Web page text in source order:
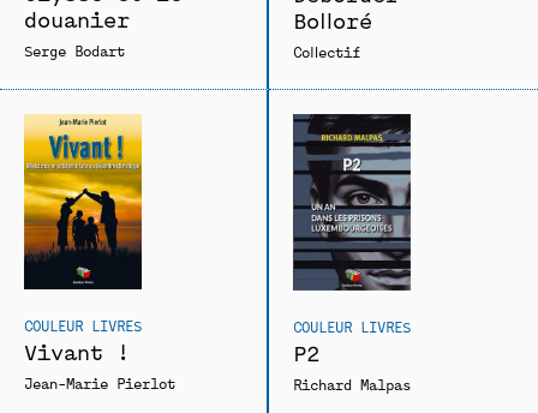
douanier
Serge Bodart
Bolloré
Collectif
COULEUR LIVRES
Vivant !
Jean-Marie Pierlot
COULEUR LIVRES
P2
Richard Malpas